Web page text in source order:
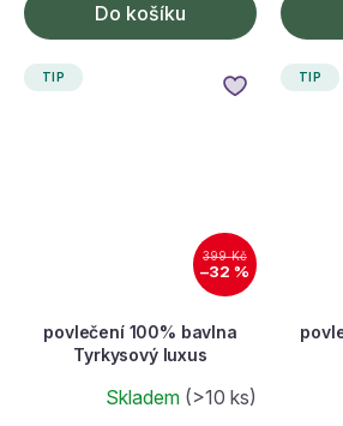
Do košíku
TIP
399 Kč
–32 %
povlečení 100% bavlna
Tyrkysový luxus
Skladem (>10 ks)
TIP